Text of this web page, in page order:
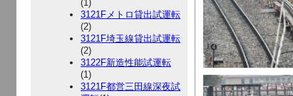
(1)
3121Fメトロ貸出試運転
(2)
3121F埼玉線貸出試運転
(2)
3122F新造性能試運転
(1)
3121F都営三田線深夜試